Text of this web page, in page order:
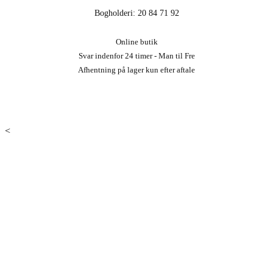
Bogholderi: 20 84 71 92
Online butik
Svar indenfor 24 timer - Man til Fre
Afhentning på lager kun efter aftale
<